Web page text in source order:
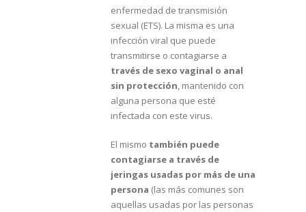
enfermedad de transmisión
sexual (ETS). La misma es una
infección viral que puede
transmitirse o contagiarse a
través de sexo vaginal o anal
sin protección, mantenido con
alguna persona que esté
infectada con este virus.
El mismo también puede
contagiarse a través de
jeringas usadas por más de una
persona (las más comunes son
aquellas usadas por las personas